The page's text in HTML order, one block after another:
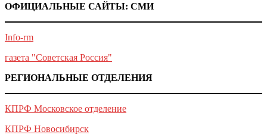
ОФИЦИАЛЬНЫЕ САЙТЫ: СМИ
Info-rm
газета "Советская Россия"
РЕГИОНАЛЬНЫЕ ОТДЕЛЕНИЯ
КПРФ Московское отделение
КПРФ Новосибирск